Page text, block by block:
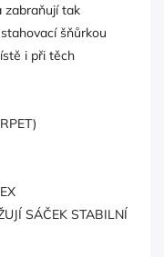
zabraňují tak
šňůrkou
i při těch
SÁČEK STABILNÍ